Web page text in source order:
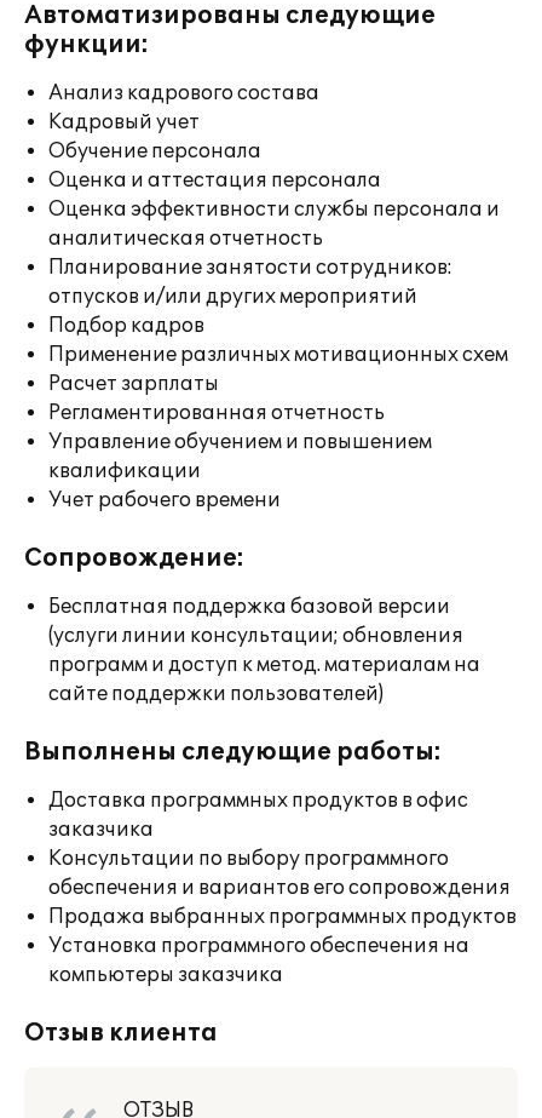
Автоматизированы следующие
функции:
Анализ кадрового состава
Кадровый учет
Обучение персонала
Оценка и аттестация персонала
Оценка эффективности службы персонала и
аналитическая отчетность
Планирование занятости сотрудников:
отпусков и/или других мероприятий
Подбор кадров
Применение различных мотивационных схем
Расчет зарплаты
Регламентированная отчетность
Управление обучением и повышением
квалификации
Учет рабочего времени
Сопровождение:
Бесплатная поддержка базовой версии
(услуги линии консультации; обновления
программ и доступ к метод. материалам на
сайте поддержки пользователей)
Выполнены следующие работы:
Доставка программных продуктов в офис
заказчика
Консультации по выбору программного
обеспечения и вариантов его сопровождения
Продажа выбранных программных продуктов
Установка программного обеспечения на
компьютеры заказчика
Отзыв клиента
ОТЗЫВ